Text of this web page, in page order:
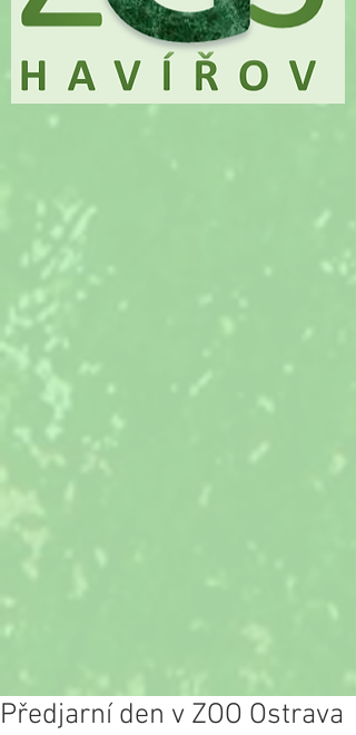
Předjarní den v ZOO Ostrava